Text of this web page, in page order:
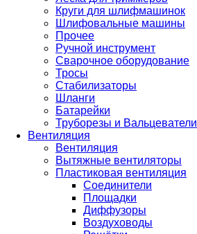
Круги для шлифмашинок
Шлифовальные машины
Прочее
Ручной инструмент
Сварочное оборудование
Тросы
Стабилизаторы
Шланги
Батарейки
Труборезы и Вальцеватели
Вентиляция
Вентиляция
Вытяжные вентиляторы
Пластиковая вентиляция
Соединители
Площадки
Диффузоры
Воздуховоды